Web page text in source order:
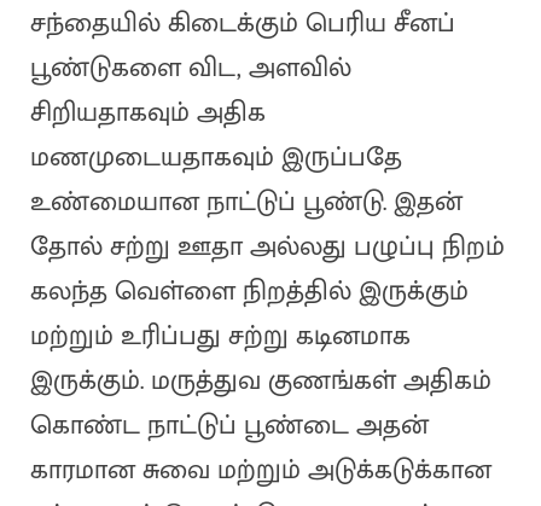
சந்தையில் கிடைக்கும் பெரிய சீனப்
பூண்டுகளை விட, அளவில்
சிறியதாகவும் அதிக
மணமுடையதாகவும் இருப்பதே
உண்மையான நாட்டுப் பூண்டு. இதன்
தோல் சற்று ஊதா அல்லது பழுப்பு நிறம்
கலந்த வெள்ளை நிறத்தில் இருக்கும்
மற்றும் உரிப்பது சற்று கடினமாக
இருக்கும். மருத்துவ குணங்கள் அதிகம்
கொண்ட நாட்டுப் பூண்டை அதன்
காரமான சுவை மற்றும் அடுக்கடுக்கான